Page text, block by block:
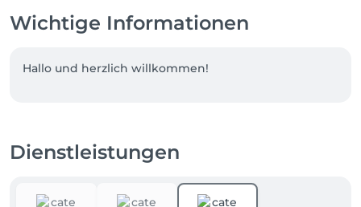
Wichtige Informationen
Dienstleistungen